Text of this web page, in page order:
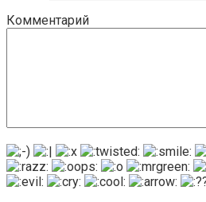
Комментарий